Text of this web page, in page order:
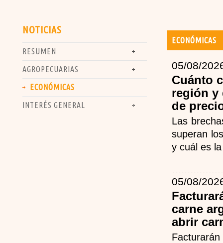
NOTICIAS
RESUMEN
AGROPECUARIAS
ECONÓMICAS
INTERÉS GENERAL
ECONÓMICAS
05/08/
Cuánto
región y
de
Las
superan
y cuál es
05/08/
carne
abrir